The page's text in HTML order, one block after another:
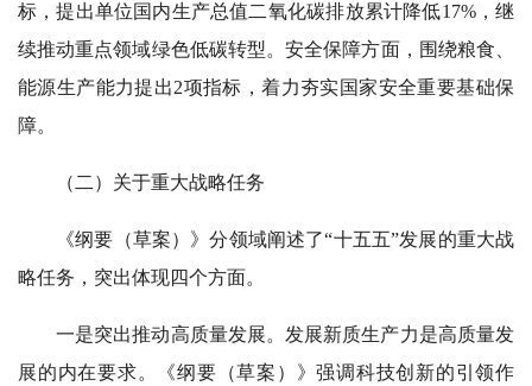
标，提出单位国内生产总值二氧化碳排放累计降低17%，继
续推动重点领域绿色低碳转型。安全保障方面，围绕粮食、
能源生产能力提出2项指标，着力夯实国家安全重要基础保
障。
（二）关于重大战略任务
《纲要（草案）》分领域阐述了“十五五”发展的重大战
略任务，突出体现四个方面。
一是突出推动高质量发展。发展新质生产力是高质量发
展的内在要求。《纲要（草案）》强调科技创新的引领作